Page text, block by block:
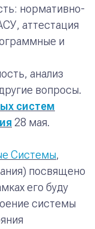
нормативно-
аттестация
и
анализ
вопросы.
систем
28 мая.
Системы,
посвящено
его буду
системы